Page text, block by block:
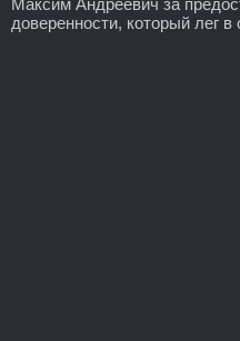
доверенности, который лег в